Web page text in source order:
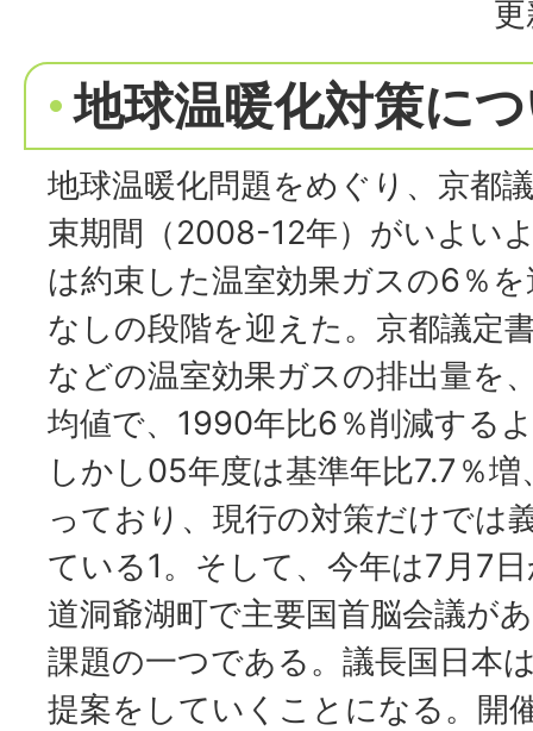
地球温暖化対策に
地球温暖化問題をめぐり、京都
束期間（2008-12年）がいよい
は約束した温室効果ガスの6％
なしの段階を迎えた。京都議定
などの温室効果ガスの排出量を
均値で、1990年比6％削減する
しかし05年度は基準年比7.7％
っており、現行の対策だけでは
ている1。そして、今年は7月7
道洞爺湖町で主要国首脳会議が
課題の一つである。議長国日本
提案をしていくことになる。開